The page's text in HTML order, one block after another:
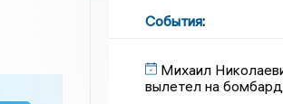
События:
Михаил
вылетел на